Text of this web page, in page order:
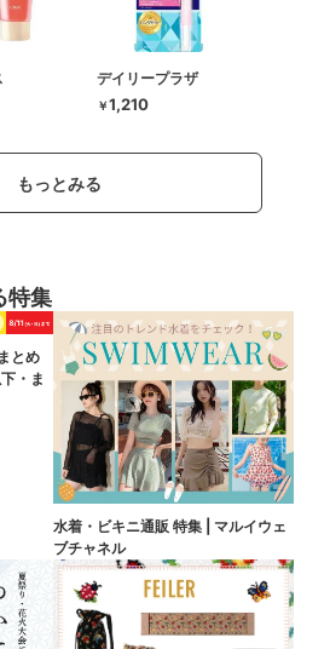
デイリープラザ
￥1,210
もっとみる
特集
とめ
・ま
水着・ビキニ通販 特集 | マルイウェ
ブチャネル